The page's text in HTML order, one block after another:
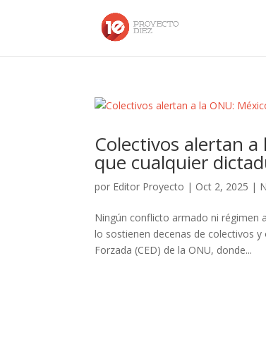
Colectivos alertan
que cualquier
por Editor Proyecto | Oct 2, 2025 |
Ningún conflicto armado ni régimen
lo sostienen decenas de colectivos
Forzada (CED) de la ONU, donde...